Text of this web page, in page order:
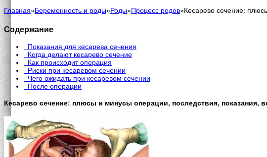
Главная»Беременность и роды»Роды»Процесс родов»Кесарево сечение:
Содержание
Показания для кесарева сечения
Когда делают кесарево сечение
Как происходит операция
Риски при кесаревом сечении
Чего ожидать при кесаревом сечении
После операции
Кесарево сечение: плюсы и минусы операции, последствия, показания,